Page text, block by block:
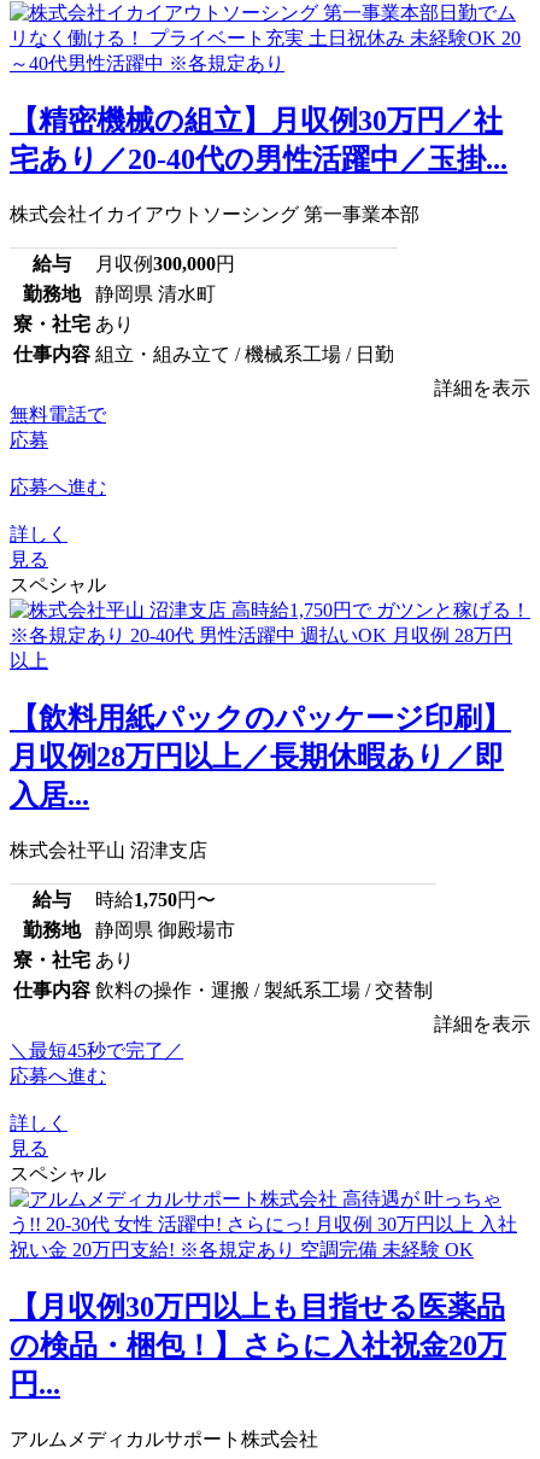
【精密機械の組立】月収例30万円／社
宅あり／20-40代の男性活躍中／玉掛...
株式会社イカイアウトソーシング 第一事業本部
給与 月収例300,000円
勤務地
静岡県 清水町
寮・社宅 あり
仕事内容 組立・組み立て / 機械系工場 / 日勤
詳細を表示
無料電話で
応募
応募へ進む
詳しく
見る
スペシャル
【飲料用紙パックのパッケージ印刷】
月収例28万円以上／長期休暇あり／即
入居...
株式会社平山 沼津支店
給与 時給1,750円〜
勤務地
静岡県 御殿場市
寮・社宅 あり
仕事内容 飲料の操作・運搬 / 製紙系工場 / 交替制
詳細を表示
＼最短45秒で完了／
応募へ進む
詳しく
見る
スペシャル
【月収例30万円以上も目指せる医薬品
の検品・梱包！】さらに入社祝金20万
円...
アルムメディカルサポート株式会社